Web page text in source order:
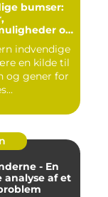
bumser:
og
indvendige
en kilde til
og gener for
- En
analyse af et